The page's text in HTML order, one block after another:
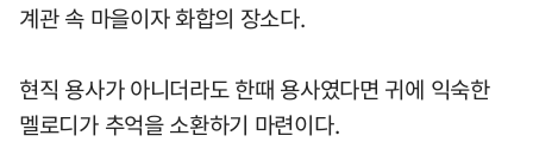
계관 속 마을이자 화합의 장소다.
현직 용사가 아니더라도 한때 용사였다면 귀에 익숙한
멜로디가 추억을 소환하기 마련이다.